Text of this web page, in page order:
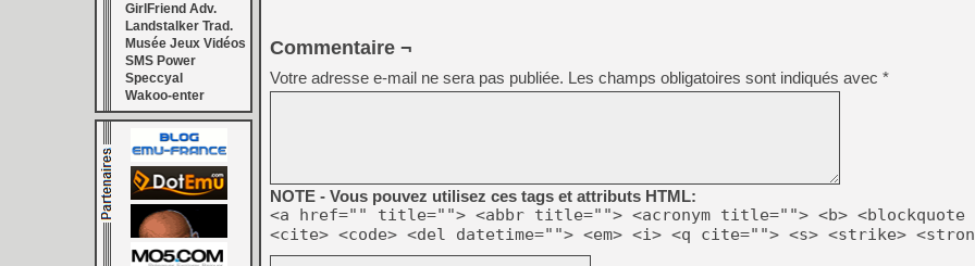
[GK] Crimson Moon : un
[GK] Isle of Reveries : le
[GK] Moonlighter 2 : The
[GK] Capcom relance
[Mo5] Deux inédits du
[GK] Le beat'em up The
[GK] Endless Legend 2 :
[LS] [PS5] Le WebKit
GirlFriend Adv.
Landstalker Trad.
Musée Jeux Vidéos
SMS Power
Speccyal
Wakoo-enter
Commentaire ¬
Votre adresse e-mail ne sera pas publiée. Les champs obligatoires sont indiqués avec *
NOTE - Vous pouvez utilisez ces tags et attributs HTML:
<a href="" title=""> <abbr title=""> <acronym title=""> <b> <blockquote
<cite> <code> <del datetime=""> <em> <i> <q cite=""> <s> <strike>